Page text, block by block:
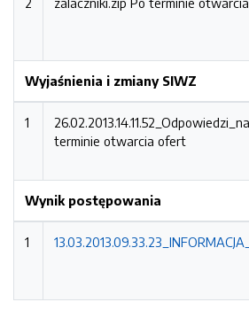
Wyjaśnienia i zmiany SIWZ
1
terminie otwarcia ofert
Wynik postępowania
1